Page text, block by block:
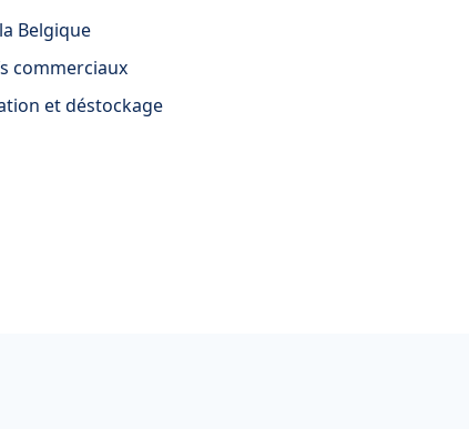
Belgique
commerciaux
et déstockage